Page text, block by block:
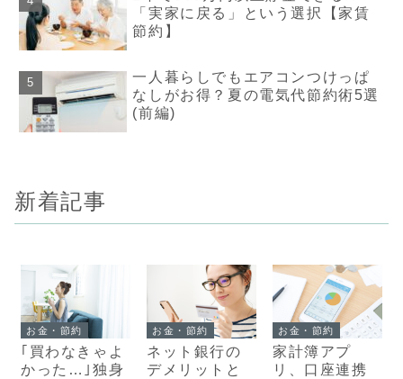
「実家に戻る」という選択【家賃
節約】
一人暮らしでもエアコンつけっぱ
なしがお得？夏の電気代節約術5選
(前編)
新着記事
お金・節約
｢買わなきゃよ
かった…｣独身
お金・節約
ネット銀行の
デメリットと
お金・節約
家計簿アプ
リ、口座連携